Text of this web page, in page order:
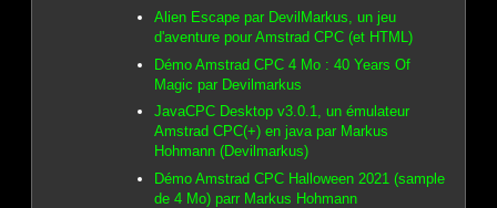
Alien Escape par DevilMarkus, un jeu
d'aventure pour Amstrad CPC (et HTML)
Démo Amstrad CPC 4 Mo : 40 Years Of
Magic par Devilmarkus
JavaCPC Desktop v3.0.1, un émulateur
Amstrad CPC(+) en java par Markus
Hohmann (Devilmarkus)
Démo Amstrad CPC Halloween 2021 (sample
de 4 Mo) parr Markus Hohmann